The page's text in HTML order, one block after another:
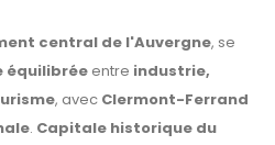
central de l'Auvergne, se
équilibrée entre industrie,
, avec Clermont-Ferrand
. Capitale historique du